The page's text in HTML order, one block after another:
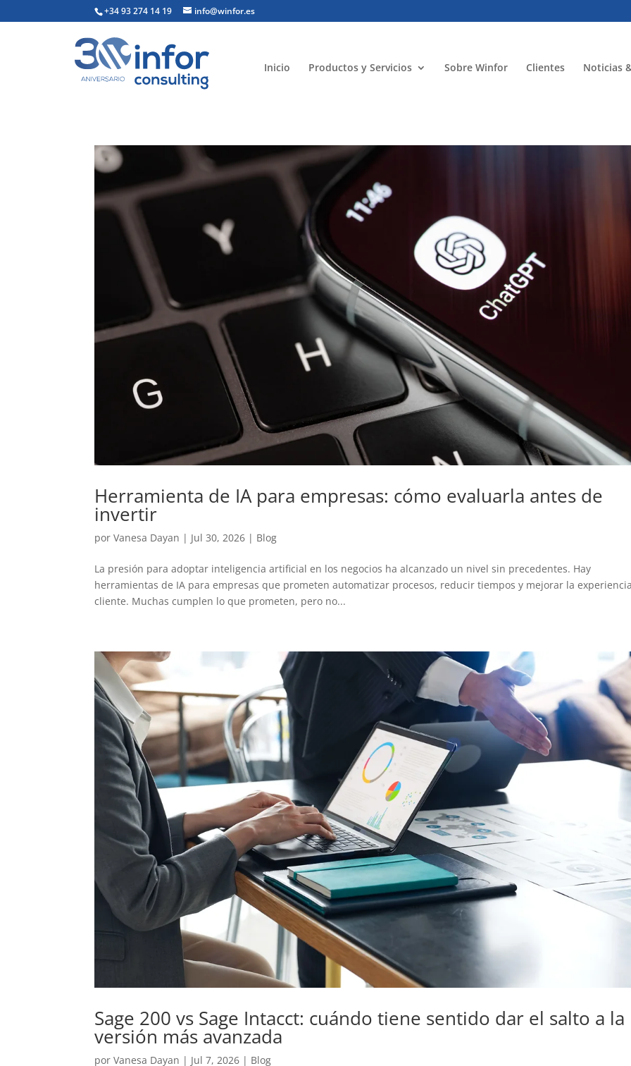
+34 93 274 14 19 info@winfor.es
Inicio Productos y Servicios Sobre Winfor Clientes Noticias
Herramienta de IA para empresas: cómo evaluarla antes de
invertir
porVanesa Dayan | Jul 30, 2026 | Blog
La presión para adoptar inteligencia artificial en los negocios ha alcanzado un nivel sin precedentes. Hay
herramientas de IA para empresas que prometen automatizar procesos, reducir tiempos y mejorar la
cliente. Muchas cumplen lo que prometen, pero no...
Sage 200 vs Sage Intacct: cuándo tiene sentido dar el salto a la
versión más avanzada
porVanesa Dayan | Jul 7, 2026 | Blog